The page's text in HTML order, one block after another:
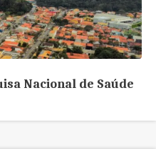
Nacional de Saúde